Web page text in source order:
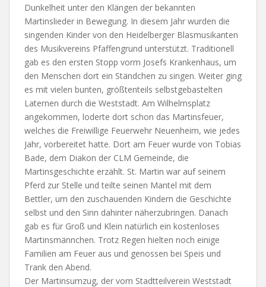
Dunkelheit unter den Klängen der bekannten
Martinslieder in Bewegung. In diesem Jahr wurden die
singenden Kinder von den Heidelberger Blasmusikanten
des Musikvereins Pfaffengrund unterstützt. Traditionell
gab es den ersten Stopp vorm Josefs Krankenhaus, um
den Menschen dort ein Ständchen zu singen. Weiter ging
es mit vielen bunten, größtenteils selbstgebastelten
Laternen durch die Weststadt. Am Wilhelmsplatz
angekommen, loderte dort schon das Martinsfeuer,
welches die Freiwillige Feuerwehr Neuenheim, wie jedes
Jahr, vorbereitet hatte. Dort am Feuer wurde von Tobias
Bade, dem Diakon der CLM Gemeinde, die
Martinsgeschichte erzählt. St. Martin war auf seinem
Pferd zur Stelle und teilte seinen Mantel mit dem
Bettler, um den zuschauenden Kindern die Geschichte
selbst und den Sinn dahinter näherzubringen. Danach
gab es für Groß und Klein natürlich ein kostenloses
Martinsmännchen. Trotz Regen hielten noch einige
Familien am Feuer aus und genossen bei Speis und
Trank den Abend.
Der Martinsumzug, der vom Stadtteilverein Weststadt